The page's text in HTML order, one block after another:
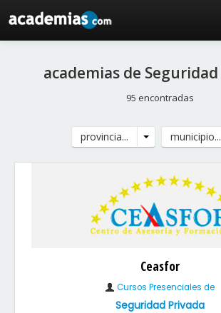
blog
iniciar sesión / registro de centros
academias de
95 encontradas
provincia... municipio...
Ceasfor
Cursos Presenciales de
Seguridad Privada